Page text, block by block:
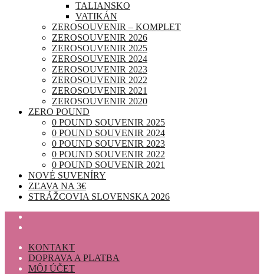
TALIANSKO
VATIKÁN
ZEROSOUVENIR – KOMPLET
ZEROSOUVENIR 2026
ZEROSOUVENIR 2025
ZEROSOUVENIR 2024
ZEROSOUVENIR 2023
ZEROSOUVENIR 2022
ZEROSOUVENIR 2021
ZEROSOUVENIR 2020
ZERO POUND
0 POUND SOUVENIR 2025
0 POUND SOUVENIR 2024
0 POUND SOUVENIR 2023
0 POUND SOUVENIR 2022
0 POUND SOUVENIR 2021
NOVÉ SUVENÍRY
ZĽAVA NA 3€
STRÁŽCOVIA SLOVENSKA 2026
KONTAKT
DOPRAVA A PLATBA
MÔJ ÚČET